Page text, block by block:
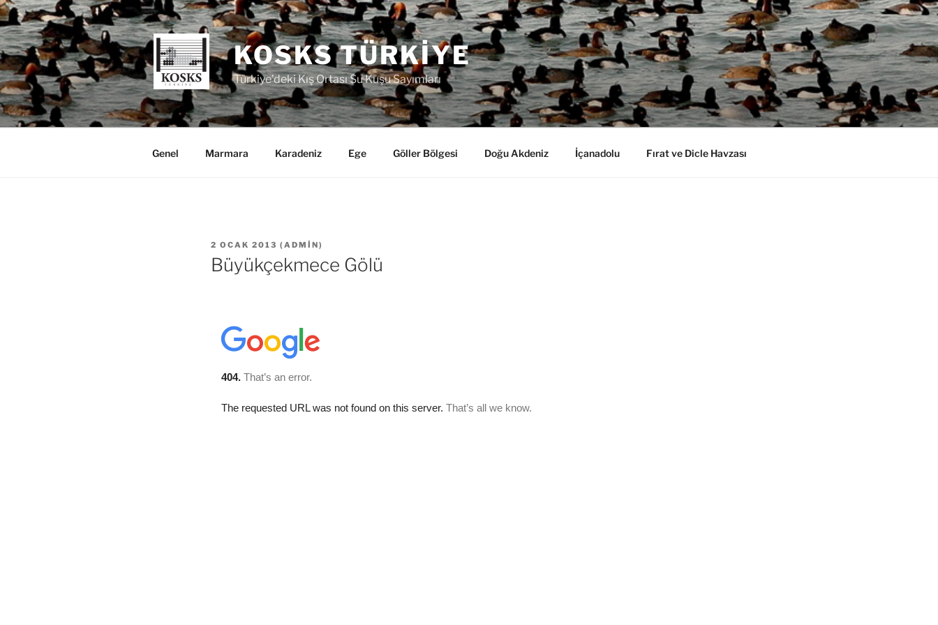
İçeriğe
geç
KOSKS TÜRKIYE
Türkiye’deki Kış Ortası Su Kuşu Sayımları
Genel Marmara Karadeniz Ege Göller Bölgesi Doğu Akdeniz İçanadolu Fırat ve Dicle Havzası
YAYIM
TARIHI
2 OCAK 2013 ( ADMIN)
Büyükçekmece Gölü